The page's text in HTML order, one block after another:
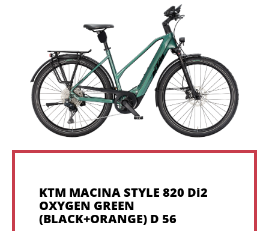
KTM MACINA STYLE 820 Di2
OXYGEN GREEN
(BLACK+ORANGE) D 56